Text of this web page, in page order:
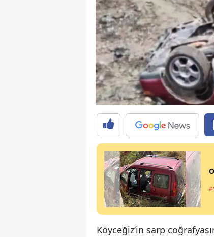
Köyceğiz’in sarp